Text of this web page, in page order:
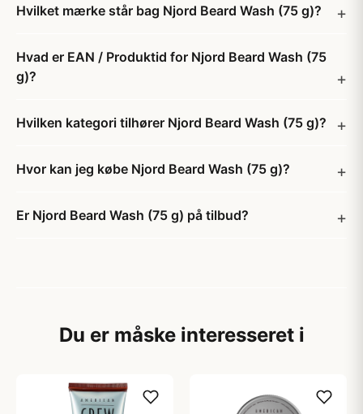
Hvilket mærke står bag Njord Beard Wash (75 g)?
Hvad er EAN / Produktid for Njord Beard Wash (75
g)?
Hvilken kategori tilhører Njord Beard Wash (75 g)?
Hvor kan jeg købe Njord Beard Wash (75 g)?
Er Njord Beard Wash (75 g) på tilbud?
Du er måske interesseret i